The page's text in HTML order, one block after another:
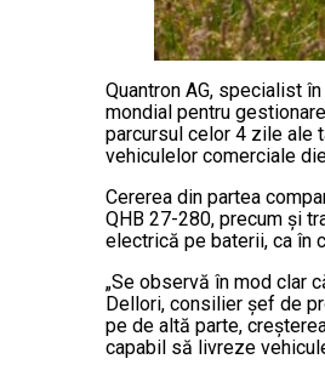
Quantron AG, specialist
mondial pentru
parcursul celor 4 zile ale
vehiculelor comerciale
Cererea din partea
QHB 27-280, precum și
electrică pe baterii, ca în
„Se observă în mod clar
Dellori, consilier șef de
pe de altă parte,
capabil să livreze